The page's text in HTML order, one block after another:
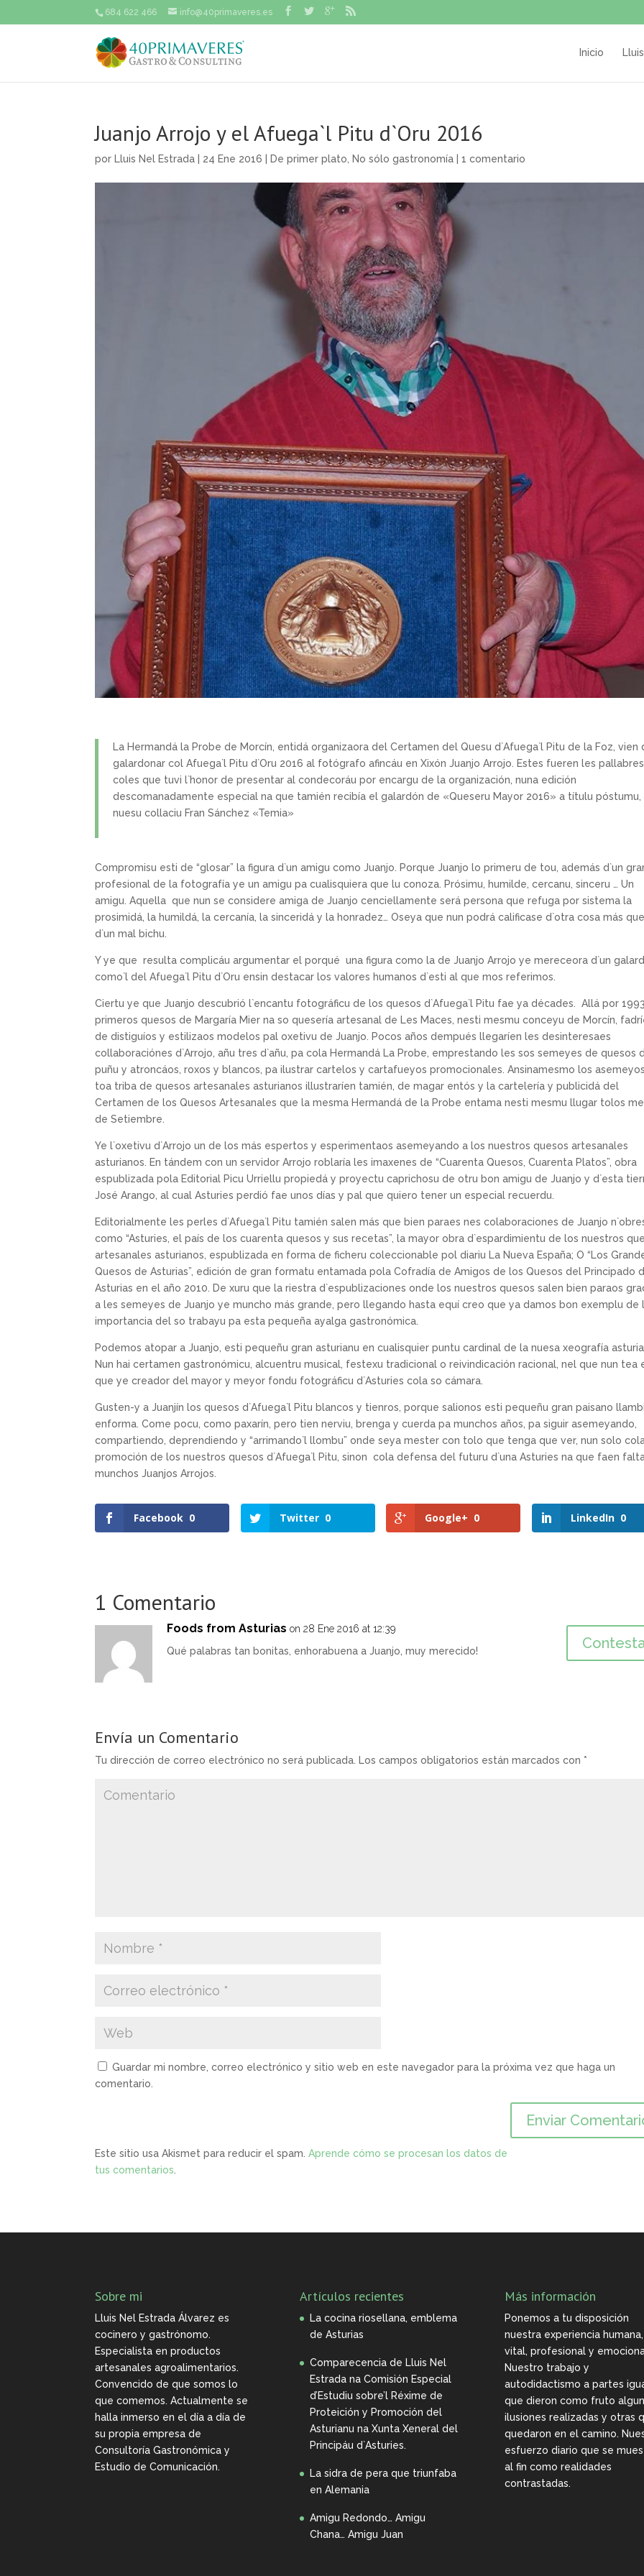
684 622 466 info@40primaveres.es
Inicio
Juanjo Arrojo y el Afuega`l Pitu d`Oru 2016
por Lluis Nel Estrada | 24 Ene 2016 | De primer plato No sólo gastronomía 1 comentario
La Hermandá la Probe de Morcín, entidá organizaora del Certamen del Quesu d`Afuega`l Pitu de la Foz, vien
galardonar col Afuega`l Pitu d`Oru 2016 al fotógrafo afincáu en Xixón Juanjo Arrojo. Estes fueren les pallabres
coles que tuvi l`honor de presentar al condecoráu por encargu de la organización, nuna edición
descomanadamente especial na que tamién recibía el galardón de «Queseru Mayor 2016» a títulu póstumu,
nuesu collaciu Fran Sánchez «Temia»
Compromisu esti de “glosar” la figura d`un amigu como Juanjo. Porque Juanjo lo primeru de tou, además d`un
profesional de la fotografía ye un amigu pa cualisquiera que lu conoza. Prósimu, humilde, cercanu, sinceru … Un
amigu. Aquella que nun se considere amiga de Juanjo cenciellamente será persona que refuga por sistema la
prosimidá, la humildá, la cercanía, la sinceridá y la honradez… Oseya que nun podrá calificase d`otra cosa más que
d`un mal bichu.
Y ye que resulta complicáu argumentar el porqué una figura como la de Juanjo Arrojo ye mereceora d`un
como`l del Afuega`l Pitu d`Oru ensin destacar los valores humanos d`esti al que mos referimos.
Ciertu ye que Juanjo descubrió l`encantu fotográficu de los quesos d`Afuega`l Pitu fae ya décades. Allá por
primeros quesos de Margaría Mier na so quesería artesanal de Les Maces, nesti mesmu conceyu de Morcín,
de distiguíos y estilizaos modelos pal oxetivu de Juanjo. Pocos años dempués llegaríen les desinteresaes
collaboraciónes d`Arrojo, añu tres d`añu, pa cola Hermandá La Probe, emprestando les sos semeyes de quesos
puñu y atroncáos, roxos y blancos, pa ilustrar cartelos y cartafueyos promocionales. Ansinamesmo los
toa triba de quesos artesanales asturianos illustraríen tamién, de magar entós y la cartelería y publicidá del
Certamen de los Quesos Artesanales que la mesma Hermandá de la Probe entama nesti mesmu llugar tolos
de Setiembre.
Ye l`oxetivu d`Arrojo un de los más espertos y esperimentaos asemeyando a los nuestros quesos artesanales
asturianos. En tándem con un servidor Arrojo roblaría les imaxenes de “Cuarenta Quesos, Cuarenta Platos”, obra
espublizada pola Editorial Picu Urriellu propiedá y proyectu caprichosu de otru bon amigu de Juanjo y d`esta
José Arango, al cual Asturies perdió fae unos días y pal que quiero tener un especial recuerdu.
Editorialmente les perles d`Afuega`l Pitu tamién salen más que bien paraes nes colaboraciones de Juanjo
como “Asturies, el país de los cuarenta quesos y sus recetas”, la mayor obra d`espardimientu de los nuestros
artesanales asturianos, espublizada en forma de ficheru coleccionable pol diariu La Nueva España; O “Los
Quesos de Asturias”, edición de gran formatu entamada pola Cofradía de Amigos de los Quesos del Principado
Asturias en el año 2010. De xuru que la riestra d`espublizaciones onde los nuestros quesos salen bien paraos
a les semeyes de Juanjo ye muncho más grande, pero llegando hasta equí creo que ya damos bon exemplu de
importancia del so trabayu pa esta pequeña ayalga gastronómica.
Podemos atopar a Juanjo, esti pequeñu gran asturianu en cualisquier puntu cardinal de la nuesa xeografía
Nun hai certamen gastronómicu, alcuentru musical, festexu tradicional o reivindicación racional, nel que nun tea
que ye creador del mayor y meyor fondu fotográficu d`Asturies cola so cámara.
Gusten-y a Juanjín los quesos d`Afuega`l Pitu blancos y tienros, porque salionos esti pequeñu gran paisano
enforma. Come pocu, como paxarín, pero tien nerviu, brenga y cuerda pa munchos años, pa siguir asemeyando,
compartiendo, deprendiendo y “arrimando`l llombu” onde seya mester con tolo que tenga que ver, nun solo
promoción de los nuestros quesos d`Afuega`l Pitu, sinon cola defensa del futuru d`una Asturies na que faen
munchos Juanjos Arrojos.
Facebook 0 Twitter 0 Google+ 0 LinkedIn 0
1 Comentario
Foods from Asturias on 28 Ene 2016 at 12:39
Qué palabras tan bonitas, enhorabuena a Juanjo, muy merecido!
Envía un Comentario
Tu dirección de correo electrónico no será publicada. Los campos obligatorios están marcados con *
Guardar mi nombre, correo electrónico y sitio web en este navegador para la próxima vez que haga un
comentario.
Este sitio usa Akismet para reducir el spam. Aprende cómo se procesan los datos de
tus comentarios.
Sobre mi
Lluis Nel Estrada Álvarez es
cocinero y gastrónomo.
Especialista en productos
artesanales agroalimentarios.
Convencido de que somos lo
que comemos. Actualmente se
halla inmerso en el día a día de
su propia empresa de
Consultoría Gastronómica y
Estudio de Comunicación.
Artículos recientes
La cocina riosellana, emblema
de Asturias
Comparecencia de Lluis Nel
Estrada na Comisión Especial
d’Estudiu sobre’l Réxime de
Proteición y Promoción del
Asturianu na Xunta Xeneral del
Principáu d`Asturies.
La sidra de pera que triunfaba
en Alemania
Amigu Redondo… Amigu
Chana… Amigu Juan
Más información
Ponemos a tu disposición
nuestra experiencia humana,
vital, profesional y
Nuestro trabajo y
autodidactismo a partes
que dieron como fruto
ilusiones realizadas y otras
quedaron en el camino.
esfuerzo diario que se
al fin como realidades
contrastadas.